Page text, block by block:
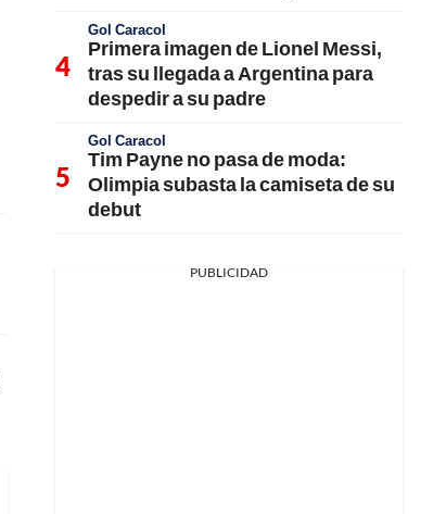
Gol Caracol
Primera imagen de Lionel Messi,
tras su llegada a Argentina para
despedir a su padre
Gol Caracol
Tim Payne no pasa de moda:
Olimpia subasta la camiseta de su
debut
PUBLICIDAD